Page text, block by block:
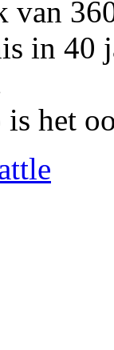
in
het